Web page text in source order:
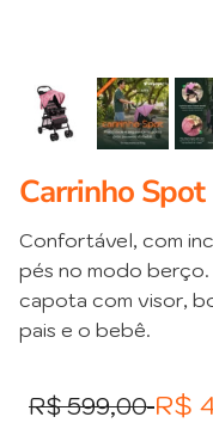
Carrinho Spot
Confortável, com
pés no modo
capota com visor,
pais e o bebê.
Preço normal
R$ 599,00 R$